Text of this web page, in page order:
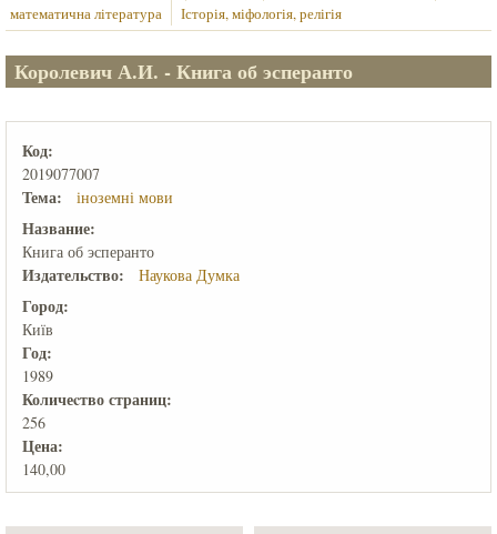
математична література
Історія, міфологія, релігія
Королевич А.И. - Книга об эсперанто
Код:
2019077007
Тема: іноземні мови
Название:
Книга об эсперанто
Издательство: Наукова Думка
Город:
Київ
Год:
1989
Количеcтво страниц:
256
Цена:
140,00